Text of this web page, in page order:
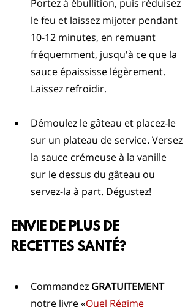
Portez à ébullition, puis réduisez
le feu et laissez mijoter pendant
10-12 minutes, en remuant
fréquemment, jusqu'à ce que la
sauce épaississe légèrement.
Laissez refroidir.
Démoulez le gâteau et placez-le
sur un plateau de service. Versez
la sauce crémeuse à la vanille
sur le dessus du gâteau ou
servez-la à part. Dégustez!
ENVIE DE PLUS DE
RECETTES SANTÉ?
Commandez GRATUITEMENT
notre livre «Quel Régime